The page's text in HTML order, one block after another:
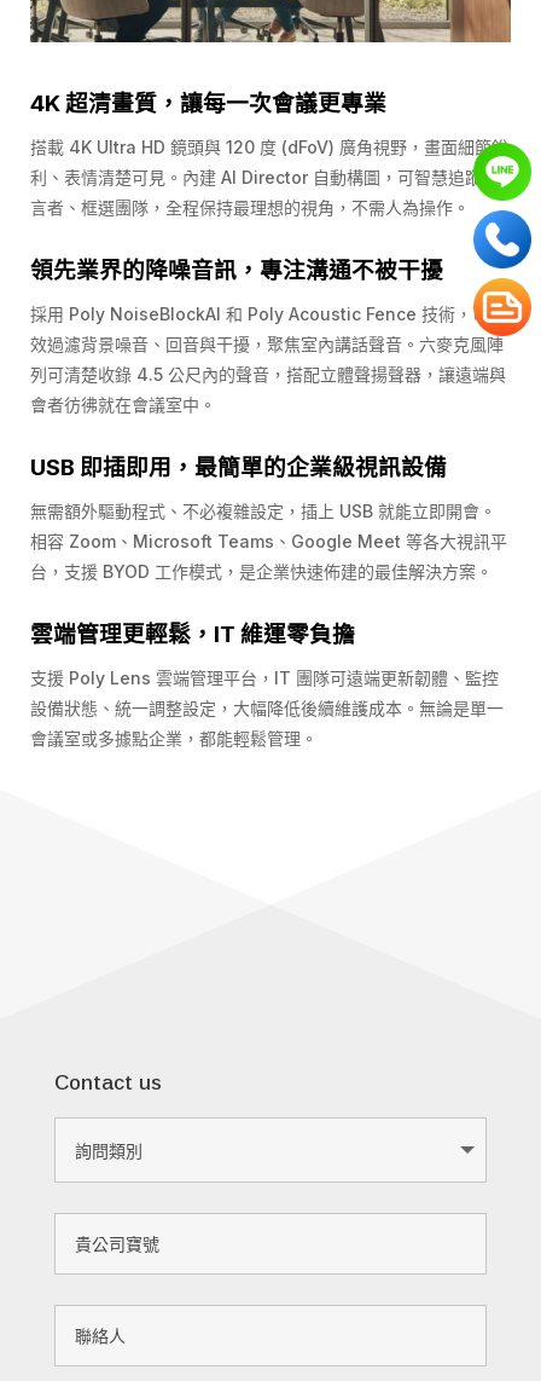
4K 超清畫質，讓每一次會議更專業
搭載 4K Ultra HD 鏡頭與 120 度 (dFoV) 廣角視野，畫面細節銳
利、表情清楚可見。內建 AI Director 自動構圖，可智慧追蹤發
言者、框選團隊，全程保持最理想的視角，不需人為操作。
領先業界的降噪音訊，專注溝通不被干擾
採用 Poly NoiseBlockAI 和 Poly Acoustic Fence 技術，可有
效過濾背景噪音、回音與干擾，聚焦室內講話聲音。六麥克風陣
列可清楚收錄 4.5 公尺內的聲音，搭配立體聲揚聲器，讓遠端與
會者彷彿就在會議室中。
USB 即插即用 ， 最簡單的企業級視訊設備
無需額外驅動程式 、不必複雜設定，插上 USB 就能立即開會。
相容 Zoom、Microsoft Teams、Google Meet 等各大視訊平
台，支援 BYOD 工作模式，是企業快速佈建的最佳解決方案。
雲端管理更輕鬆，IT 維運零負擔
支援 Poly Lens 雲端管理平台，IT 團隊可遠端更新韌體、監控
設備狀態、統一調整設定，大幅降低後續維護成本。無論是單一
會議室或多據點企業，都能輕鬆管理。
Contact us